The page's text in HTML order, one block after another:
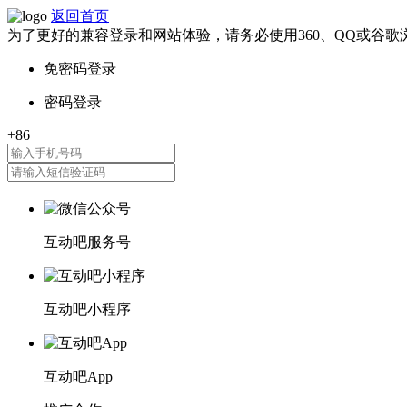
返回首页
为了更好的兼容登录和网站体验，请务必使用360、QQ或谷歌
互动吧服务号
互动吧小程序
互动吧App